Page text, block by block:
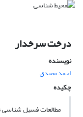
درخت سرخدار
نویسنده
احمد مصدق
چکیده
مطالعات فسیل